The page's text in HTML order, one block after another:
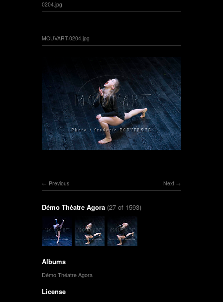
0204.jpg
MOUVART-0204.jpg
Next
Previous
Démo Théatre Agora (27 of 1593)
Albums
Démo Théatre Agora
License